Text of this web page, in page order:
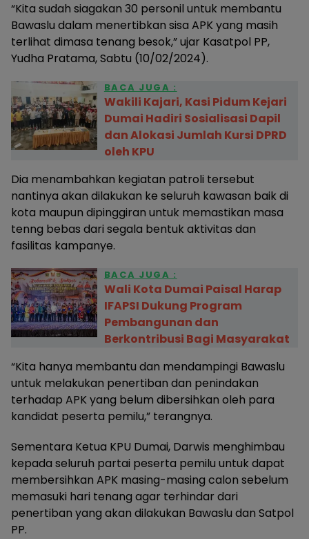
“Kita sudah siagakan 30 personil untuk membantu
Bawaslu dalam menertibkan sisa APK yang masih
terlihat dimasa tenang besok,” ujar Kasatpol PP,
Yudha Pratama, Sabtu (10/02/2024).
BACA JUGA :
Wakili Kajari, Kasi Pidum Kejari
Dumai Hadiri Sosialisasi Dapil
dan Alokasi Jumlah Kursi DPRD
oleh KPU
Dia menambahkan kegiatan patroli tersebut
nantinya akan dilakukan ke seluruh kawasan baik di
kota maupun dipinggiran untuk memastikan masa
tenng bebas dari segala bentuk aktivitas dan
fasilitas kampanye.
BACA JUGA :
Wali Kota Dumai Paisal Harap
IFAPSI Dukung Program
Pembangunan dan
Berkontribusi Bagi Masyarakat
“Kita hanya membantu dan mendampingi Bawaslu
untuk melakukan penertiban dan penindakan
terhadap APK yang belum dibersihkan oleh para
kandidat peserta pemilu,” terangnya.
Sementara Ketua KPU Dumai, Darwis menghimbau
kepada seluruh partai peserta pemilu untuk dapat
membersihkan APK masing-masing calon sebelum
memasuki hari tenang agar terhindar dari
penertiban yang akan dilakukan Bawaslu dan Satpol
PP.